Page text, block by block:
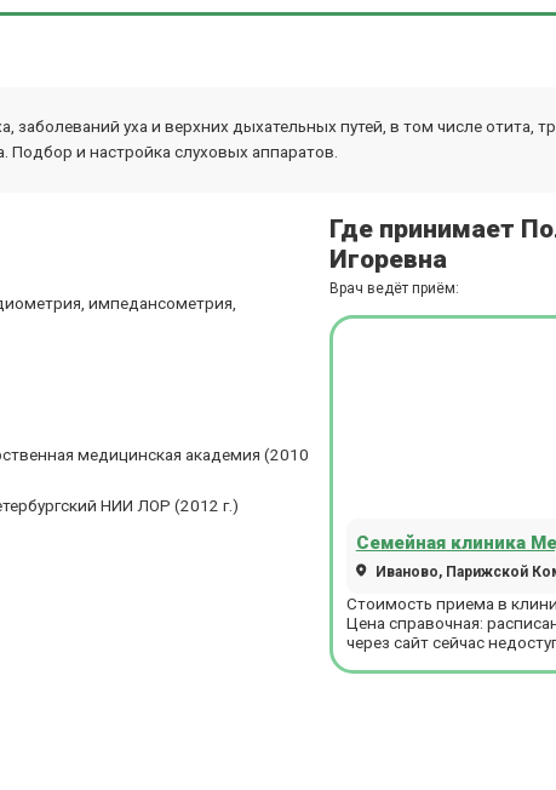
уха и верхних дыхательных путей, в том числе отита,
Подбор и настройка слуховых аппаратов.
импедансометрия,
медицинская академия (2010
НИИ ЛОР (2012 г.)
Где принимает
Игоревна
Врач ведёт приём:
Семейная клиника
Иваново, Парижской
Стоимость приема в
Цена справочная:
через сайт сейчас